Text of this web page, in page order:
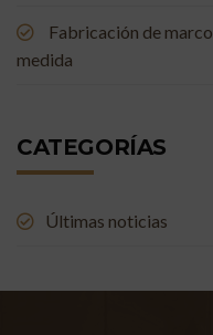
Fabricación de
medida
CATEGORÍAS
Últimas noticias